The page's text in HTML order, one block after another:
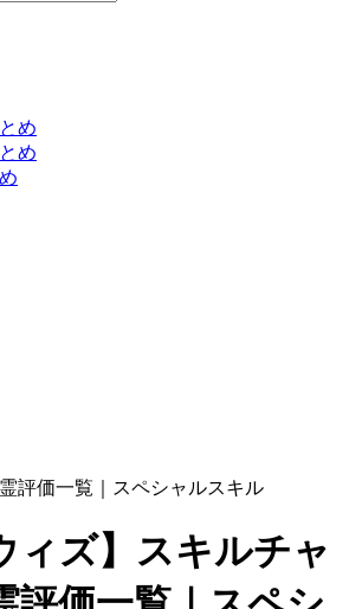
め
め
評価一覧｜スペシャルスキル
ィズ】スキルチャ